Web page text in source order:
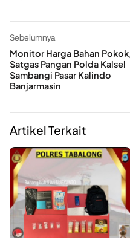
Sebelumnya
Monitor Harga Bahan Pokok,
Satgas Pangan Polda Kalsel
Sambangi Pasar Kalindo
Banjarmasin
Artikel Terkait